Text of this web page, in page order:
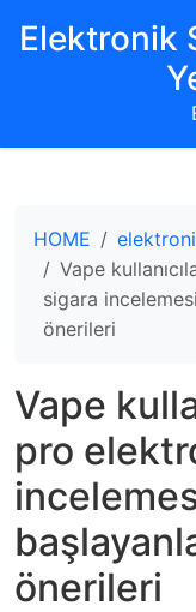
Elektronik
HOME
Vape
sigara
önerileri
Vape
pro
önerileri